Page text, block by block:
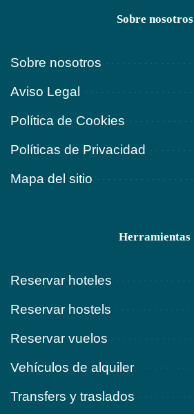
Sobre nosotros
Sobre nosotros
Aviso Legal
Política de Cookies
Políticas de Privacidad
Mapa del sitio
Herramientas
Reservar hoteles
Reservar hostels
Reservar vuelos
Vehículos de alquiler
Transfers y traslados